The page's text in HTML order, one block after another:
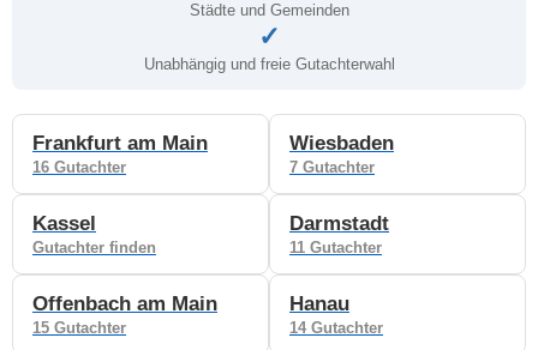
Städte und Gemeinden
✓
Unabhängig und freie Gutachterwahl
Frankfurt am Main
16 Gutachter
Wiesbaden
7 Gutachter
Kassel
Gutachter finden
Darmstadt
11 Gutachter
Offenbach am Main
15 Gutachter
Hanau
14 Gutachter